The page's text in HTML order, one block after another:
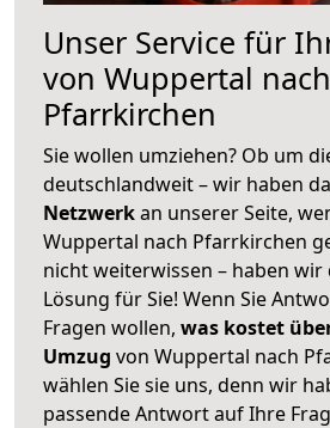
Unser Service für
von Wuppertal nach
Pfarrkirchen
Sie wollen umziehen? Ob um
deutschlandweit – wir haben
Netzwerkan unserer Seite,
Wuppertal nach Pfarrkirchen
nicht weiterwissen – haben
Lösung für Sie! Wenn Sie
Fragen wollen, was kostet
Umzug von Wuppertal nach
wählen Sie sie uns, denn wir
passende Antwort auf Ihre